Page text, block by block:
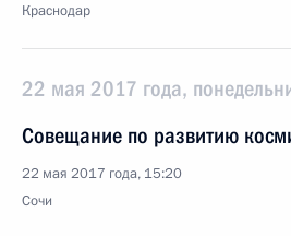
Краснодар
22 мая 2017 года,
Совещание по развитию
22 мая 2017 года, 15:20
Сочи